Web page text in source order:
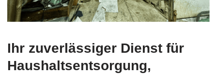
Ihr zuverlässiger Dienst für
Haushaltsentsorgung,